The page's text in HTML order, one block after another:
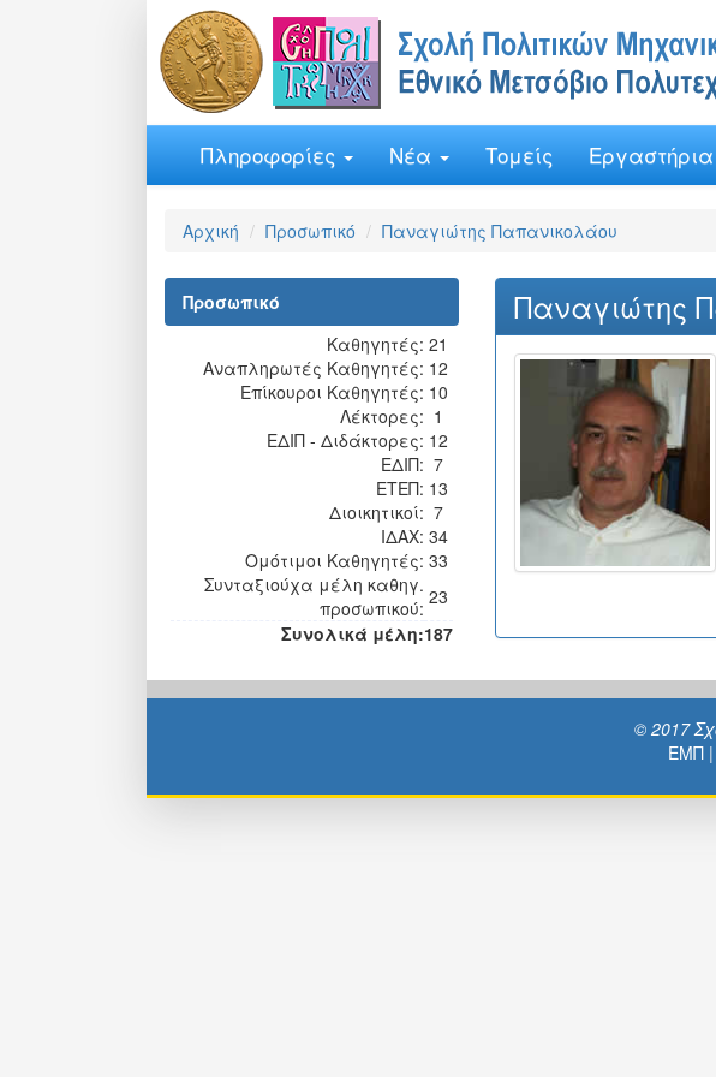
Πληροφορίες Νέα Τομείς Εργαστήρια
Αρχική Προσωπικό Παναγιώτης Παπανικολάου
Παναγιώτης
Προσωπικό
Kαθηγητές: 21
Αναπληρωτές Καθηγητές: 12
Επίκουροι Καθηγητές: 10
Λέκτορες: 1
ΕΔΙΠ - Διδάκτορες: 12
ΕΔΙΠ: 7
ΕΤΕΠ: 13
Διοικητικοί: 7
ΙΔΑΧ: 34
Ομότιμοι Kαθηγητές: 33
Συνταξιούχα μέλη καθηγ.
προσωπικού: 23
Συνολικά μέλη:187
© 2017
ΕΜΠ |